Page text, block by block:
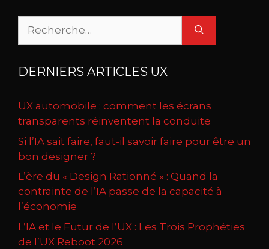
Rechercher :
DERNIERS ARTICLES UX
UX automobile : comment les écrans
transparents réinventent la conduite
Si l’IA sait faire, faut-il savoir faire pour être un
bon designer ?
L’ère du « Design Rationné » : Quand la
contrainte de l’IA passe de la capacité à
l’économie
L’IA et le Futur de l’UX : Les Trois Prophéties
de l’UX Reboot 2026